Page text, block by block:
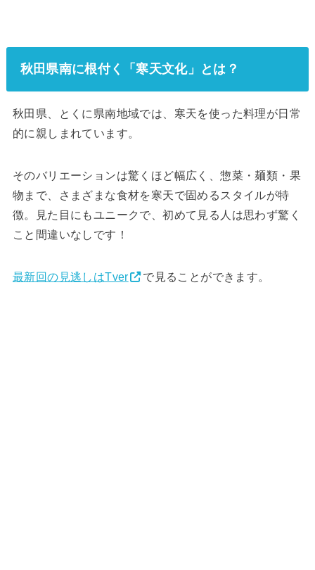
秋田県南に根付く「寒天文化」とは？
秋田県、とくに県南地域では、寒天を使った料理が日常
的に親しまれています。
そのバリエーションは驚くほど幅広く、惣菜・麺類・果
物まで、さまざまな食材を寒天で固めるスタイルが特
徴。見た目にもユニークで、初めて見る人は思わず驚く
こと間違いなしです！
最新回の見逃しはTver で見ることができます。